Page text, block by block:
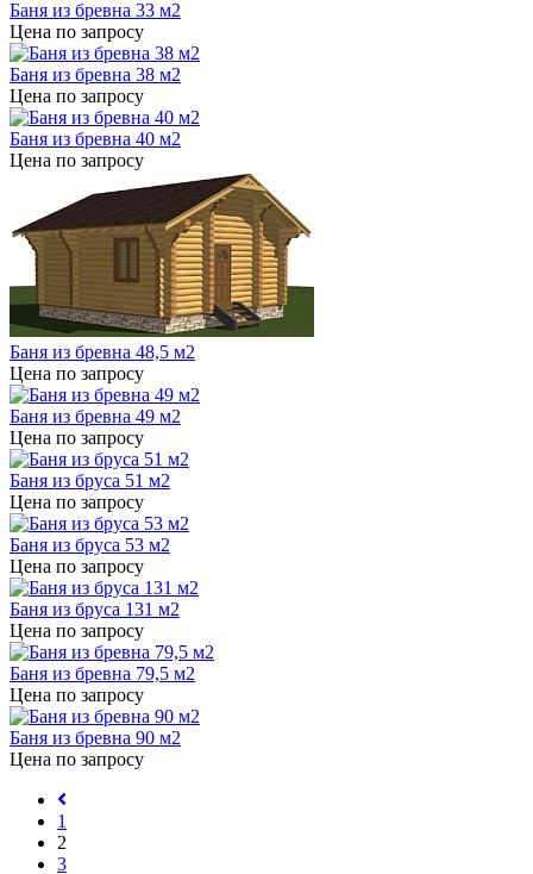
Баня из бревна 33 м2
Цена по запросу
Баня из бревна 38 м2
Цена по запросу
Баня из бревна 40 м2
Цена по запросу
Баня из бревна 48,5 м2
Цена по запросу
Баня из бревна 49 м2
Цена по запросу
Баня из бруса 51 м2
Цена по запросу
Баня из бруса 53 м2
Цена по запросу
Баня из бруса 131 м2
Цена по запросу
Баня из бревна 79,5 м2
Цена по запросу
Баня из бревна 90 м2
Цена по запросу
1
2
3